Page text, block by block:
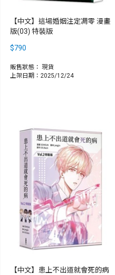
【中文】這場婚姻注定凋零 漫畫
版(03) 特裝版
$790
販售狀態： 現貨
上架日期：2025/12/24
【中文】患上不出道就會死的病